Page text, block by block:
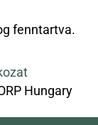
fenntartva.
Hungary